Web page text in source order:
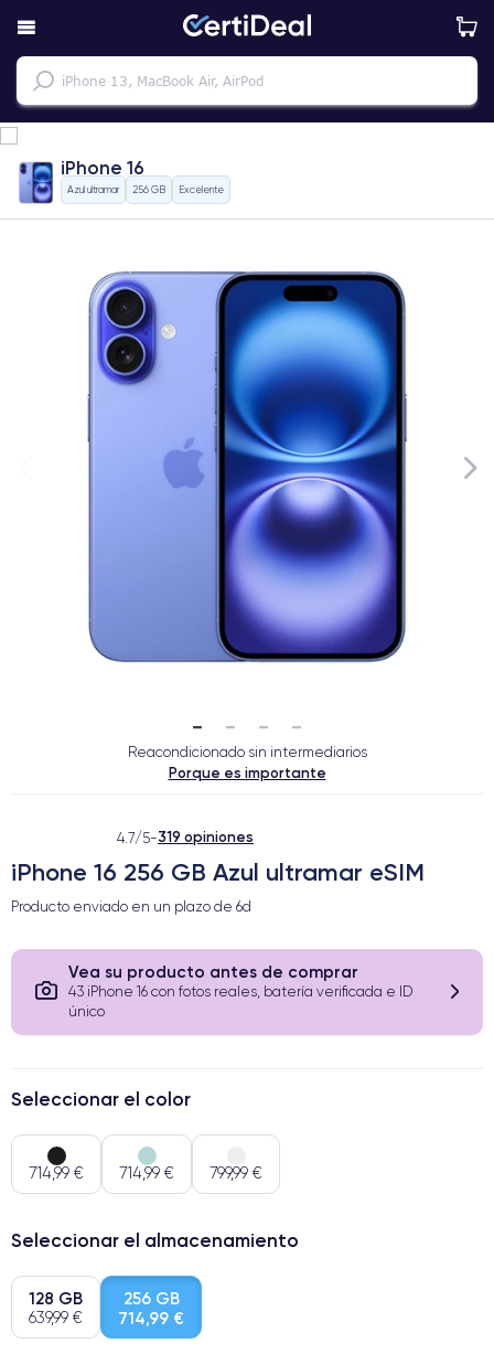
iPhone 16
Azul ultramar 256 GB Excelente
Reacondicionado sin intermediarios
Porque es importante
4.7/5-319 opiniones
iPhone 16 256 GB Azul ultramar eSIM
Producto enviado en un plazo de 6d
Vea su producto antes de comprar
43 iPhone 16 con fotos reales, batería verificada e ID
único
Seleccionar el color
714,99 € 714,99 € 799,99 €
Seleccionar el almacenamiento
128 GB
639,99 €
256 GB
714,99 €